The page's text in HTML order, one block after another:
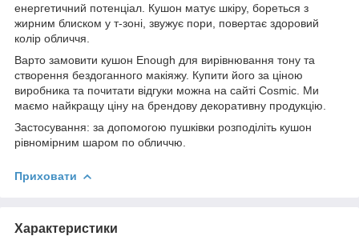
енергетичний потенціал. Кушон матує шкіру, бореться з
жирним блиском у т-зоні, звужує пори, повертає здоровий
колір обличчя.
Варто замовити кушон Enough для вирівнювання тону та
створення бездоганного макіяжу. Купити його за ціною
виробника та почитати відгуки можна на сайті Cosmic. Ми
маємо найкращу ціну на брендову декоративну продукцію.
Застосування: за допомогою пушківки розподіліть кушон
рівномірним шаром по обличчю.
Приховати
Характеристики